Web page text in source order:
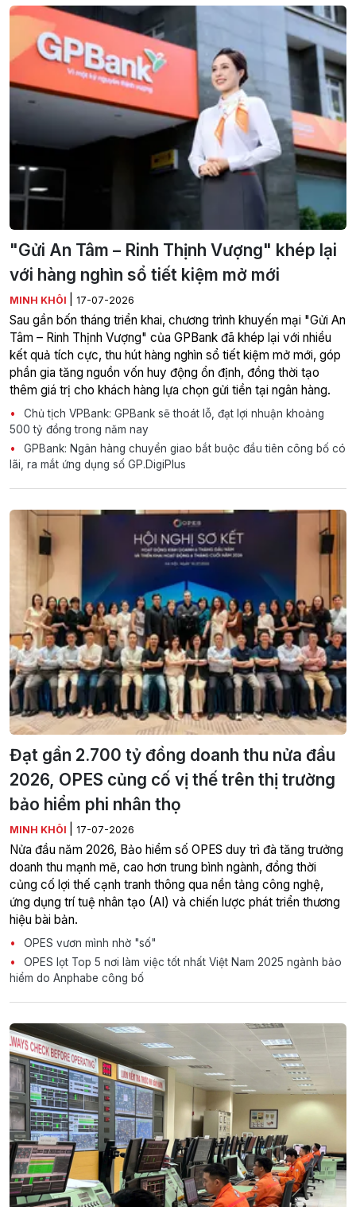
"Gửi An Tâm – Rinh Thịnh Vượng" khép lại
với hàng nghìn sổ tiết kiệm mở mới
MINH KHÔI 17-07-2026
Sau gần bốn tháng triển khai, chương trình khuyến mại "Gửi An
Tâm – Rinh Thịnh Vượng" của GPBank đã khép lại với nhiều
kết quả tích cực, thu hút hàng nghìn sổ tiết kiệm mở mới, góp
phần gia tăng nguồn vốn huy động ổn định, đồng thời tạo
thêm giá trị cho khách hàng lựa chọn gửi tiền tại ngân hàng.
Chủ tịch VPBank: GPBank sẽ thoát lỗ, đạt lợi nhuận khoảng
500 tỷ đồng trong năm nay
GPBank: Ngân hàng chuyển giao bắt buộc đầu tiên công bố có
lãi, ra mắt ứng dụng số GP.DigiPlus
Đạt gần 2.700 tỷ đồng doanh thu nửa đầu
2026, OPES củng cố vị thế trên thị trường
bảo hiểm phi nhân thọ
MINH KHÔI 17-07-2026
Nửa đầu năm 2026, Bảo hiểm số OPES duy trì đà tăng trưởng
doanh thu mạnh mẽ, cao hơn trung bình ngành, đồng thời
củng cố lợi thế cạnh tranh thông qua nền tảng công nghệ,
ứng dụng trí tuệ nhân tạo (AI) và chiến lược phát triển thương
hiệu bài bản.
OPES vươn mình nhờ "số"
OPES lọt Top 5 nơi làm việc tốt nhất Việt Nam 2025 ngành bảo
hiểm do Anphabe công bố